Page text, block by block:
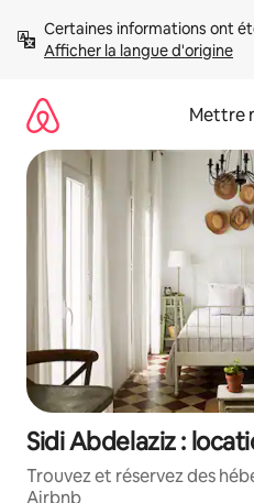
directement
Afficher la langue d'origine
Mettre
Sidi Abdelaziz :
Trouvez et réservez des
Airbnb